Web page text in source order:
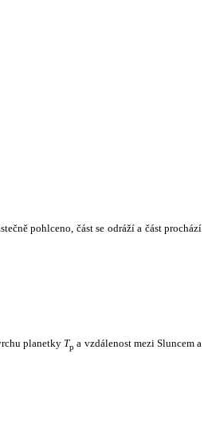
pohlceno, část se odráží a část prochází
planetky Tp a vzdálenost mezi Sluncem a